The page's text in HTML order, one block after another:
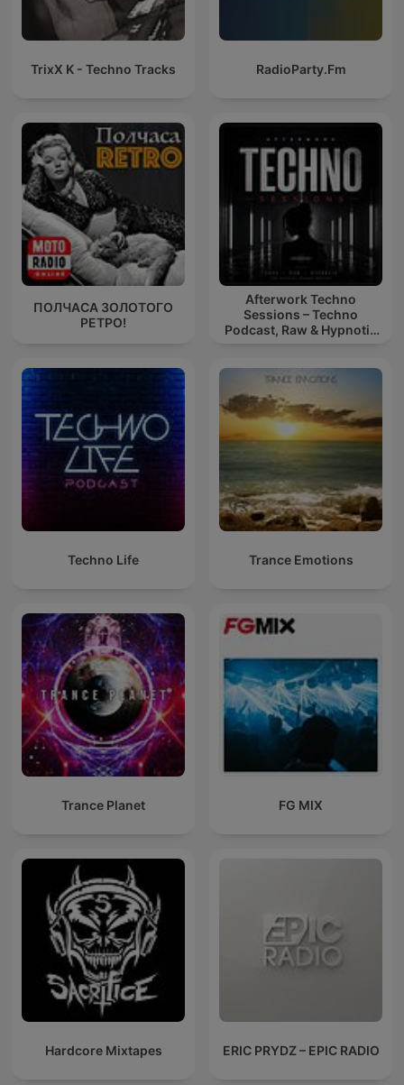
TrixX K - Techno Tracks RadioParty.Fm
ПОЛЧАСА ЗОЛОТОГО
РЕТРО!
Afterwork Techno
Sessions – Techno
Podcast, Raw & Hypnotic
Techno Life Trance Emotions
Trance Planet FG MIX
Hardcore Mixtapes ERIC PRYDZ – EPIC RADIO